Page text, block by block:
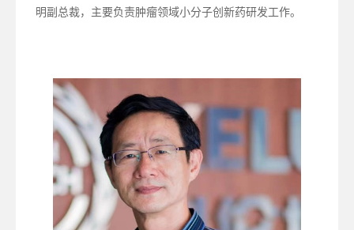
明副总裁，主要负责肿瘤领域小分子创新药研发工作。